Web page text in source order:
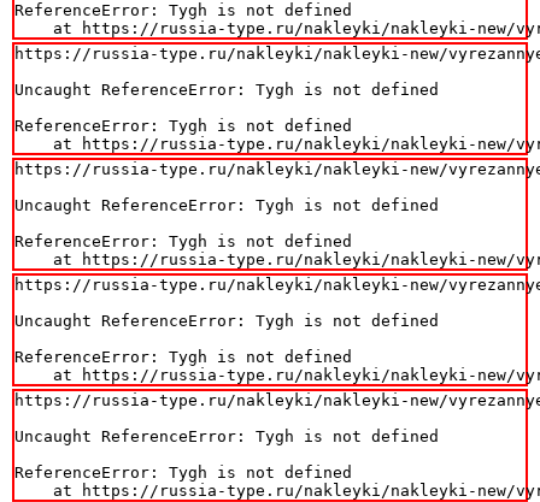
ReferenceError: Tygh is not defined
at https://russia-type.ru/nakleyki/nakleyki-new/
https://russia-type.ru/nakleyki/nakleyki-new/
Uncaught ReferenceError: Tygh is not defined
ReferenceError: Tygh is not defined
at https://russia-type.ru/nakleyki/nakleyki-new/
https://russia-type.ru/nakleyki/nakleyki-new/vyrezannye/
Uncaught ReferenceError: Tygh is not defined
ReferenceError: Tygh is not defined
at https://russia-type.ru/nakleyki/nakleyki-new/
https://russia-type.ru/nakleyki/nakleyki-new/
Uncaught ReferenceError: Tygh is not defined
ReferenceError: Tygh is not defined
at https://russia-type.ru/nakleyki/nakleyki-new/
https://russia-type.ru/nakleyki/nakleyki-new/
Uncaught ReferenceError: Tygh is not defined
ReferenceError: Tygh is not defined
at https://russia-type.ru/nakleyki/nakleyki-new/